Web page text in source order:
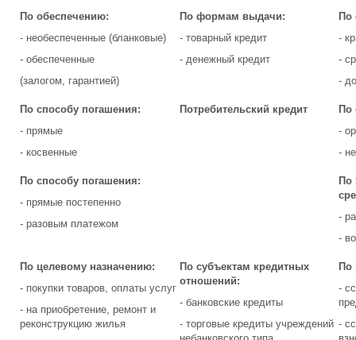
По обеспечению:
- необеспеченные (бланковые)
- обеспеченные
(залогом, гарантией)
По формам выдачи:
- товарный кредит
- денежный кредит
По
-
-
-
По способу погашения:
- прямые
- косвенные
Потребительский кредит
По
-
-
По способу погашения:
- прямые постепенно
- разовым платежом
По
-
-
По целевому назначению:
- покупки товаров, оплаты услуг
- на приобретение, ремонт и
реконструкцию жилья
По субъектам кредитных
отношений:
- банковские кредиты
- торговые кредиты учреждений
По
-
-